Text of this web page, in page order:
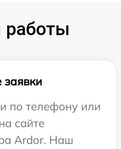
по телефону или
сайте
Ardor. Наш